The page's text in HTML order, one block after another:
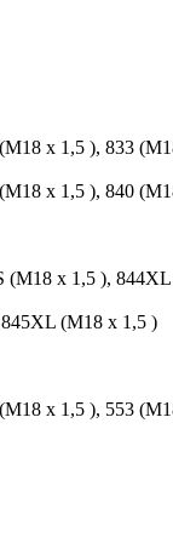
x 1,5 ), 833
x 1,5 ), 840
(M18 x 1,5 ),
(M18 x 1,5 )
x 1,5 ), 553